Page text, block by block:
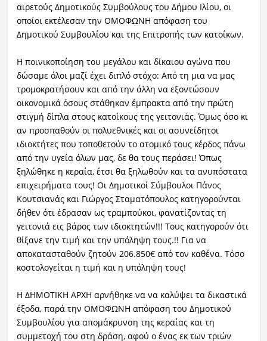
αιρετούς Δημοτικούς Συμβούλους του Δήμου Ιλίου, οι
οποίοι εκτέλεσαν την ΟΜΟΦΩΝΗ απόφαση του
Δημοτικού Συμβουλίου και της Επιτροπής των κατοίκων.
Η ποινικοποίηση του μεγάλου και δίκαιου αγώνα που
δώσαμε όλοι μαζί έχει διπλό στόχο: Από τη μια να μας
τρομοκρατήσουν και από την άλλη να εξοντώσουν
οικονομικά όσους στάθηκαν έμπρακτα από την πρώτη
στιγμή δίπλα στους κατοίκους της γειτονιάς. Όμως όσο κι
αν προσπαθούν οι πολυεθνικές και οι ασυνείδητοι
ιδιοκτήτες που τοποθετούν το ατομικό τους κέρδος πάνω
από την υγεία όλων μας, δε θα τους περάσει! Όπως
ξηλώθηκε η κεραία, έτσι θα ξηλωθούν και τα ανυπόστατα
επιχειρήματα τους! Οι Δημοτικοί Σύμβουλοι Πάνος
Κουτσιανάς και Γιώργος Σταματόπουλος κατηγορούνται
δήθεν ότι έδρασαν ως τραμπούκοι, φανατίζοντας τη
γειτονιά εις βάρος των ιδιοκτητών!!! Τους κατηγορούν ότι
θίξανε την τιμή και την υπόληψη τους.!! Για να
αποκατασταθούν ζητούν 206.850€ από τον καθένα. Τόσο
κοστολογείται η τιμή και η υπόληψη τους!
Η ΔΗΜΟΤΙΚΗ ΑΡΧΗ αρνήθηκε να να καλύψει τα δικαστικά
έξοδα, παρά την ΟΜΟΦΩΝΗ απόφαση του Δημοτικού
Συμβουλίου για απομάκρυνση της κεραίας και τη
συμμετοχή του στη δράση, αφού ο ένας εκ των τριών